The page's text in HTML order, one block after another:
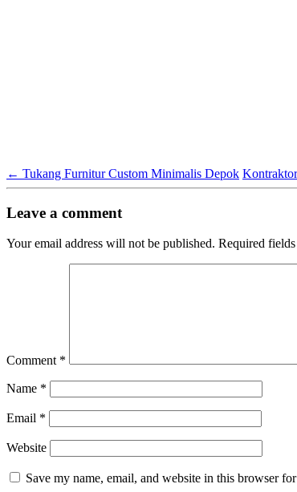
← Tukang Furnitur Custom Minimalis Depok
Leave a comment
Your email address will not be published. Required
Comment *
Name *
Email *
Website
Save my name, email, and website in this browser